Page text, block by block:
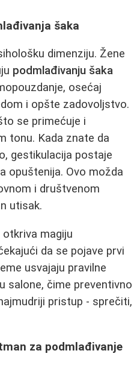
šaka
dimenziju. Žene
podmlađivanju šaka
osećaj
i opšte zadovoljstvo.
se primećuje i
tonu. Kada znate da
gestikulacija postaje
opuštenija. Ovo možda
i društvenom
utisak.
otkriva magiju
da se pojave prvi
usvajaju pravilne
salone, čime preventivno
pristup - sprečiti,
za podmlađivanje